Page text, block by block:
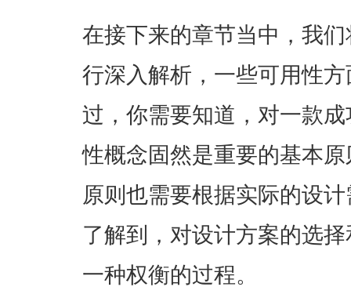
在接下来的章节当中，我
行深入解析，一些可用性
过，你需要知道，对一款
性概念固然是重要的基本
原则也需要根据实际的设
了解到，对设计方案的选
一种权衡的过程。